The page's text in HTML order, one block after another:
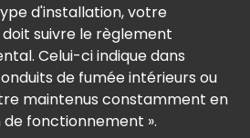
d'installation, votre
suivre le règlement
Celui-ci indique dans
de fumée intérieurs ou
maintenus constamment en
fonctionnement ».